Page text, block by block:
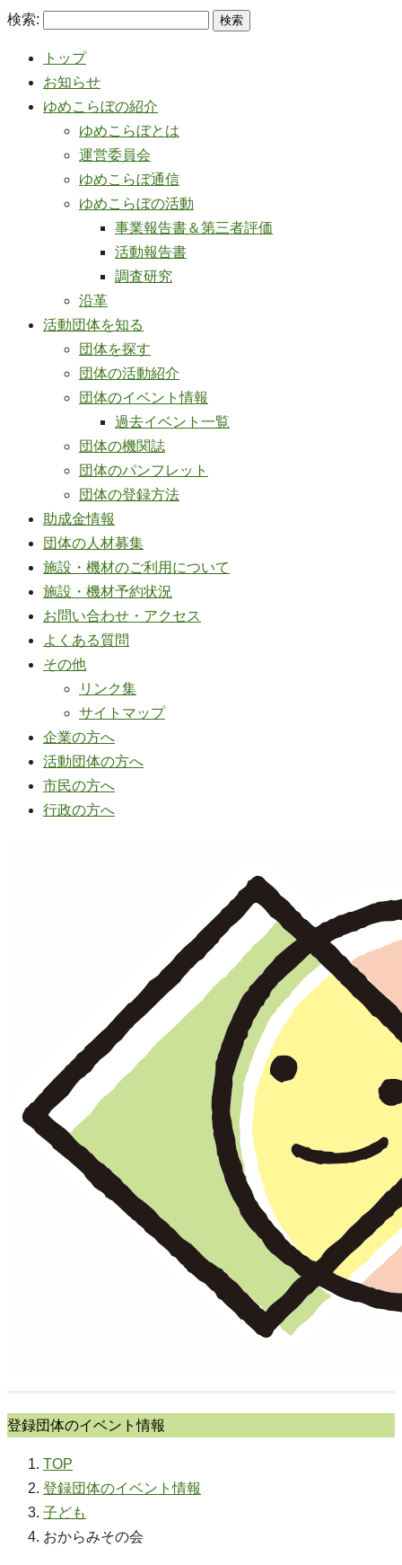
検索:
トップ
お知らせ
ゆめこらぼの紹介
ゆめこらぼとは
運営委員会
ゆめこらぼ通信
ゆめこらぼの活動
事業報告書＆第三者評価
活動報告書
調査研究
沿革
活動団体を知る
団体を探す
団体の活動紹介
団体のイベント情報
過去イベント一覧
団体の機関誌
団体のパンフレット
団体の登録方法
助成金情報
団体の人材募集
施設・機材のご利用について
施設・機材予約状況
お問い合わせ・アクセス
よくある質問
その他
リンク集
サイトマップ
企業の方へ
活動団体の方へ
市民の方へ
行政の方へ
登録団体のイベント情報
TOP
登録団体のイベント情報
子ども
おからみその会